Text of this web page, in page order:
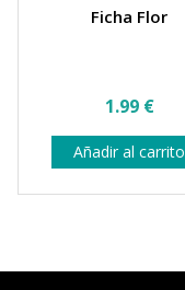
Ficha Flor
1.99 €
Añadir al carrito